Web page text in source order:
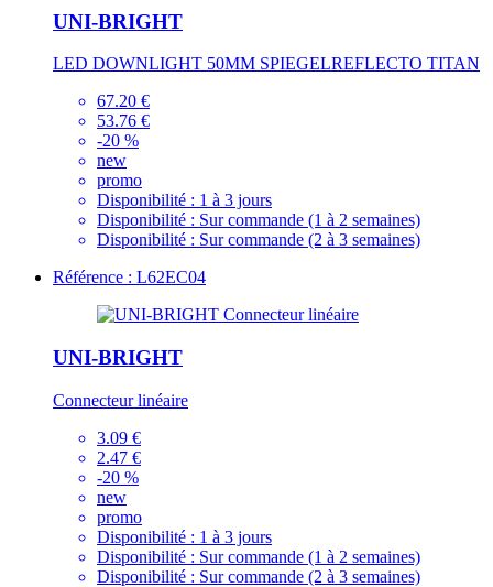
UNI-BRIGHT
LED DOWNLIGHT 50MM SPIEGELREFLECTO TITAN
67.20 €
53.76 €
-20 %
new
promo
Disponibilité : 1 à 3 jours
Disponibilité : Sur commande (1 à 2 semaines)
Disponibilité : Sur commande (2 à 3 semaines)
Référence : L62EC04
UNI-BRIGHT
Connecteur linéaire
3.09 €
2.47 €
-20 %
new
promo
Disponibilité : 1 à 3 jours
Disponibilité : Sur commande (1 à 2 semaines)
Disponibilité : Sur commande (2 à 3 semaines)